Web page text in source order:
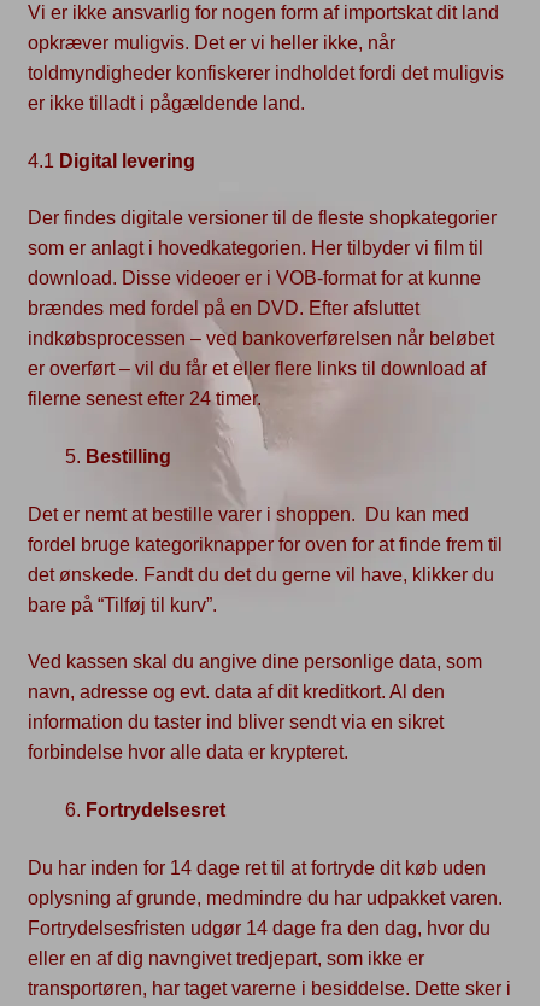
Vi er ikke ansvarlig for nogen form af importskat dit land
opkræver muligvis. Det er vi heller ikke, når
toldmyndigheder konfiskerer indholdet fordi det muligvis
er ikke tilladt i pågældende land.
4.1 Digital levering
Der findes digitale versioner til de fleste shopkategorier
som er anlagt i hovedkategorien. Her tilbyder vi film til
download. Disse videoer er i VOB-format for at kunne
brændes med fordel på en DVD. Efter afsluttet
indkøbsprocessen – ved bankoverførelsen når beløbet
er overført – vil du får et eller flere links til download af
filerne senest efter 24 timer.
Bestilling
Det er nemt at bestille varer i shoppen. Du kan med
fordel bruge kategoriknapper for oven for at finde frem til
det ønskede. Fandt du det du gerne vil have, klikker du
bare på “Tilføj til kurv”.
Ved kassen skal du angive dine personlige data, som
navn, adresse og evt. data af dit kreditkort. Al den
information du taster ind bliver sendt via en sikret
forbindelse hvor alle data er krypteret.
Fortrydelsesret
Du har inden for 14 dage ret til at fortryde dit køb uden
oplysning af grunde, medmindre du har udpakket varen.
Fortrydelsesfristen udgør 14 dage fra den dag, hvor du
eller en af dig navngivet tredjepart, som ikke er
transportøren, har taget varerne i besiddelse. Dette sker i